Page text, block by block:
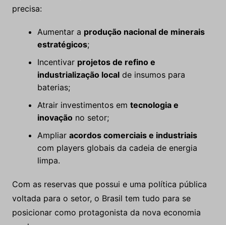
precisa:
Aumentar a produção nacional de minerais
estratégicos;
Incentivar projetos de refino e
industrialização localde insumos para
baterias;
Atrair investimentos em tecnologia e
inovaçãono setor;
Ampliar acordos comerciais e industriais
com players globais da cadeia de energia
limpa.
Com as reservas que possui e uma política pública
voltada para o setor, o Brasil tem tudo para se
posicionar como protagonista da nova economia